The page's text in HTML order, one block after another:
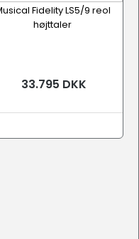
Fidelity LS5/9 reol
højttaler
33.795 DKK